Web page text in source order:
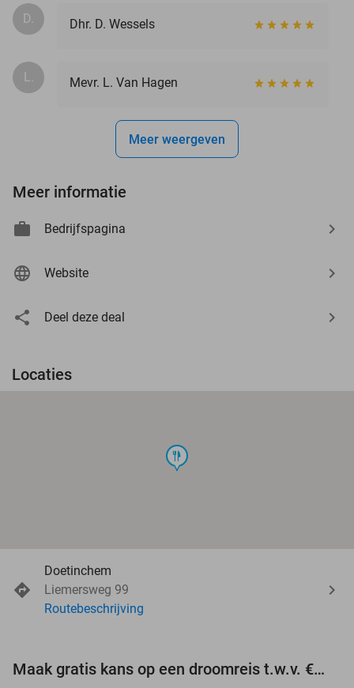
D. Dhr. D. Wessels
L. Mevr. L. Van Hagen
Meer weergeven
Meer informatie
Bedrijfspagina
Website
Deel deze deal
Locaties
food
Doetinchem
Liemersweg 99
Routebeschrijving
Maak gratis kans op een droomreis t.w.v. €3.000!